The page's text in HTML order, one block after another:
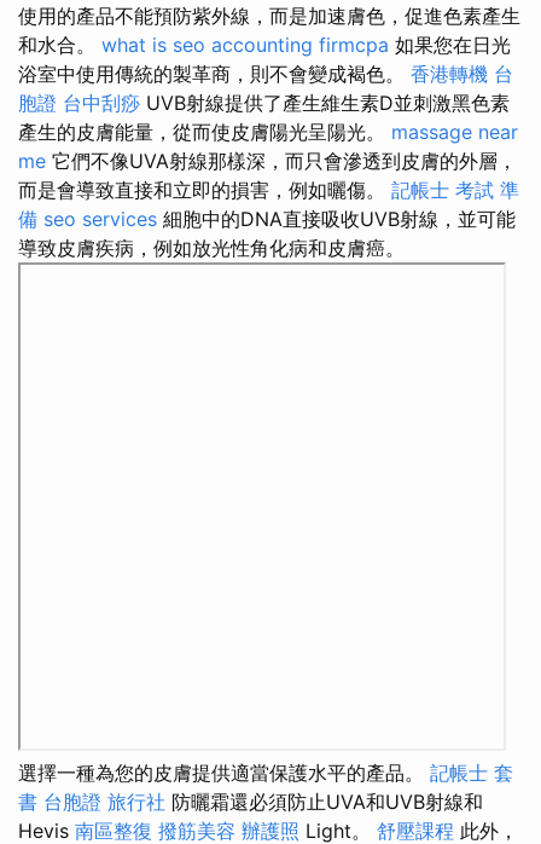
使用的產品不能預防紫外線，而是加速膚色，促進色素產生
和水合。 what is seo accounting firmcpa 如果您在日光
浴室中使用傳統的製革商，則不會變成褐色。 香港轉機 台
胞證 台中刮痧 UVB射線提供了產生維生素D並刺激黑色素
產生的皮膚能量，從而使皮膚陽光呈陽光。 massage near
me 它們不像UVA射線那樣深，而只會滲透到皮膚的外層，
而是會導致直接和立即的損害，例如曬傷。 記帳士 考試 準
備 seo services 細胞中的DNA直接吸收UVB射線，並可能
導致皮膚疾病，例如放光性角化病和皮膚癌。
選擇一種為您的皮膚提供適當保護水平的產品。 記帳士 套
書 台胞證 旅行社 防曬霜還必須防止UVA和UVB射線和
Hevis 南區整復 撥筋美容 辦護照 Light。 舒壓課程 此外，